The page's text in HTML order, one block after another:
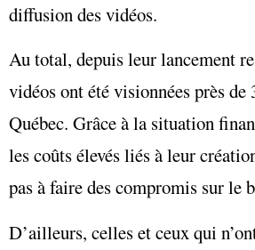
diffusion des vidéos.
Au total, depuis leur lancement
vidéos ont été visionnées près de
Québec. Grâce à la situation
les coûts élevés liés à leur
pas à faire des compromis sur le
D’ailleurs, celles et ceux qui